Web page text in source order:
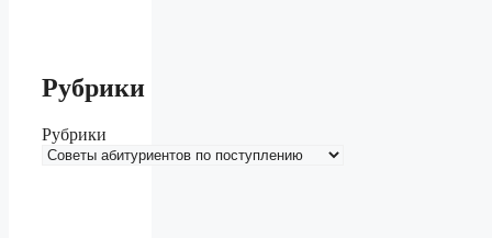
Рубрики
Рубрики